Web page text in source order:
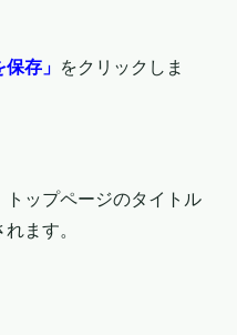
存」 をクリックしま
ップページのタイトル
ます。